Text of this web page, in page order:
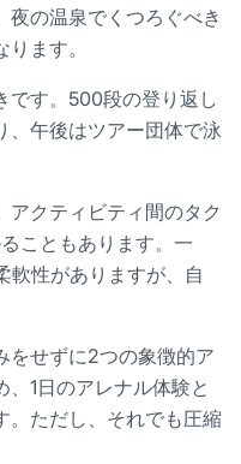
の温泉でくつろぐべき
ます。
です。500段の登り返し
、午後はツアー団体で泳
クティビティ間のタク
こともあります。一
性がありますが、自
をせずに2つの象徴的ア
1日のアレナル体験と
。ただし、それでも圧縮